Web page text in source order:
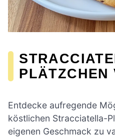
PLÄTZCHEN
Entdecke aufregende
köstlichen Stracciatella-
eigenen Geschmack zu